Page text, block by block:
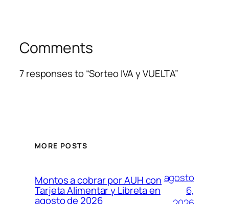
Comments
7 responses to “Sorteo IVA y VUELTA”
MORE POSTS
Montos a cobrar por AUH con
Tarjeta Alimentar y Libreta en
agosto de 2026
agosto
6,